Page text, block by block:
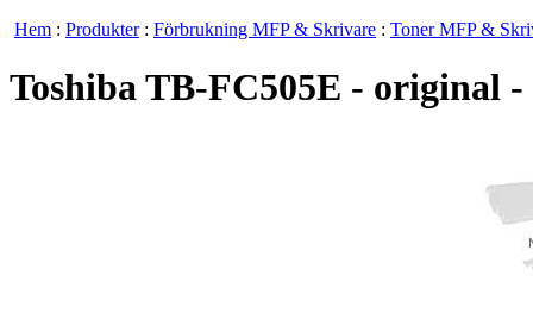
Hem : Produkter: Förbrukning MFP & Skrivare : Toner MFP &
Toshiba TB-FC505E - original